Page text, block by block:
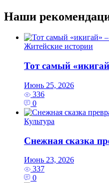
Наши
Житейские истории
Тот самый
Июнь 25, 2026
336
0
Культура
Снежная сказка
Июнь 23, 2026
337
0